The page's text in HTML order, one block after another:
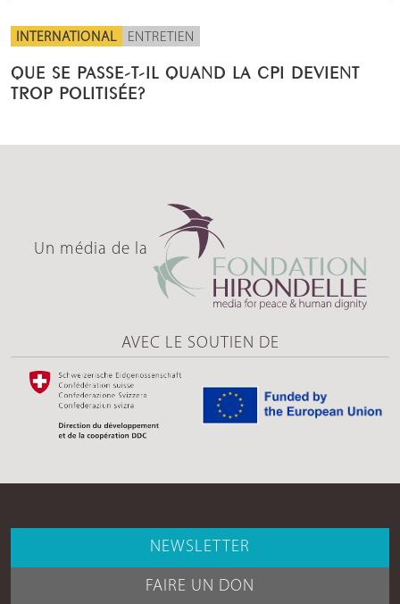
INTERNATIONAL ENTRETIEN
QUE SE PASSE-T-IL QUAND LA CPI DEVIENT
TROP POLITISÉE?
Un média de la
AVEC LE SOUTIEN DE
NEWSLETTER
FAIRE UN DON